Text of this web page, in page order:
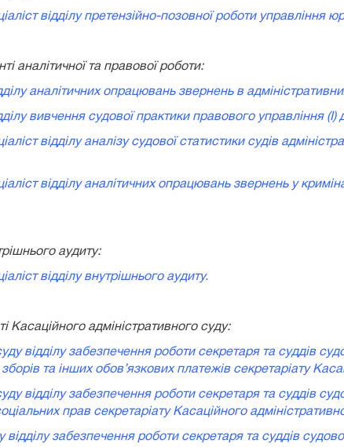
відділу претензійно-позовної роботи управління
аналітичної та правової роботи:
аналітичних опрацювань звернень в
вивчення судової практики правового управління
відділу аналізу судової статистики судів
відділу аналітичних опрацювань звернень у
аудиту:
відділу внутрішнього аудиту.
Касаційного адміністративного суду:
відділу забезпечення роботи секретаря та суддів
та інших обов’язкових платежів секретаріату
відділу забезпечення роботи секретаря та суддів
прав секретаріату Касаційного
відділу забезпечення роботи секретаря та суддів